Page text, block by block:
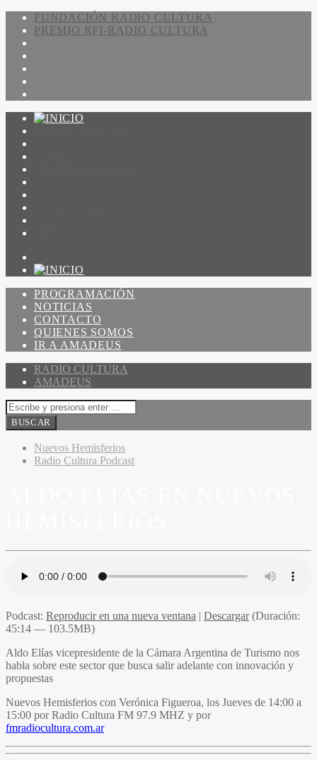
FUNDACIÓN RADIO CULTURA
PREMIO RFI-RADIO CULTURA
PROGRAMACIÓN
NOTICIAS
CONTACTO
QUIENES SOMOS
IR A AMADEUS
RADIO CULTURA
AMADEUS
Nuevos Hemisferios
Radio Cultura Podcast
Podcast: Reproducir en una nueva ventana | Descargar(Duración:
45:14 — 103.5MB)
Aldo Elías vicepresidente de la Cámara Argentina de Turismo nos
habla sobre este sector que busca salir adelante con innovación y
propuestas
Nuevos Hemisferios con Verónica Figueroa, los Jueves de 14:00 a
15:00 por Radio Cultura FM 97.9 MHZ y por
fmradiocultura.com.ar